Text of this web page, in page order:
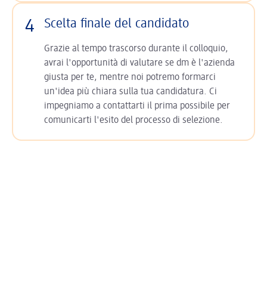
4 Scelta finale del candidato
Grazie al tempo trascorso durante il colloquio,
avrai l'opportunità di valutare se dm è l'azienda
giusta per te, mentre noi potremo formarci
un'idea più chiara sulla tua candidatura. Ci
impegniamo a contattarti il prima possibile per
comunicarti l'esito del processo di selezione.